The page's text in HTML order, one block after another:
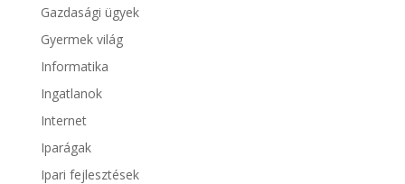
Gazdasági ügyek
Gyermek világ
Informatika
Ingatlanok
Internet
Iparágak
Ipari fejlesztések